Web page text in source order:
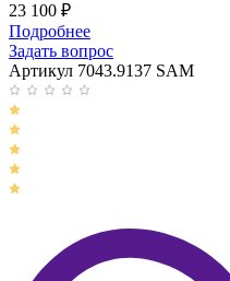
23 100 ₽
Подробнее
Задать вопрос
Артикул 7043.9137 SAM